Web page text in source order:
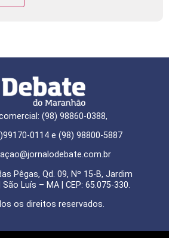
(98) 98860-0388,
0114 e (98) 98800-5887
Pêgas, Qd. 09, Nº 15-B, Jardim
Luís – MA | CEP: 65.075-330.
os direitos reservados.